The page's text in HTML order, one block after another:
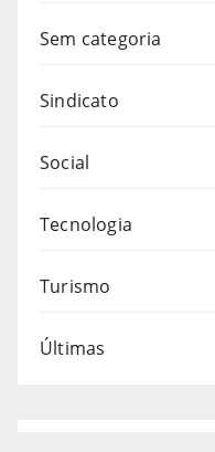
Sem categoria
Sindicato
Social
Tecnologia
Turismo
Últimas